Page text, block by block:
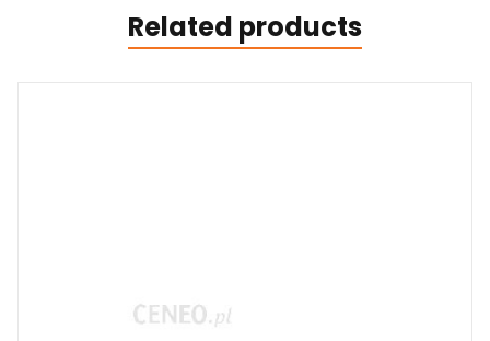
Related products